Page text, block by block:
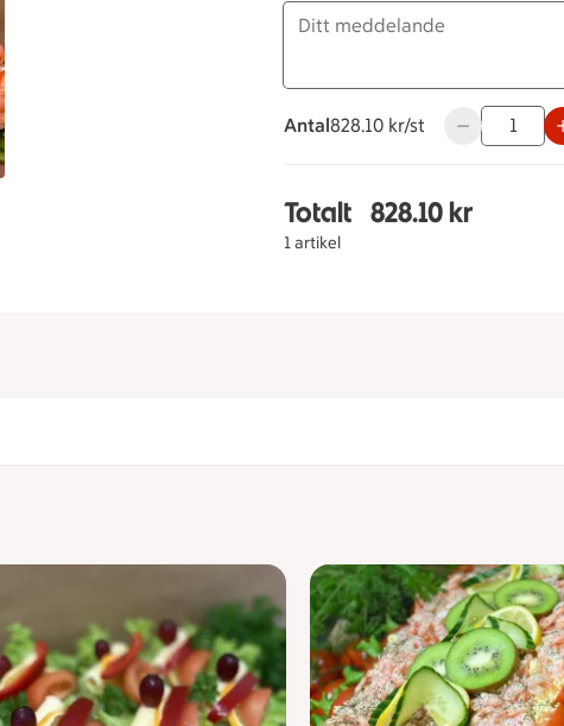
Antal
828.10 kronor styck
828.10 kr/st Använd
Totalt
1 artikel
Totalt 1 stycken
828.10 kr